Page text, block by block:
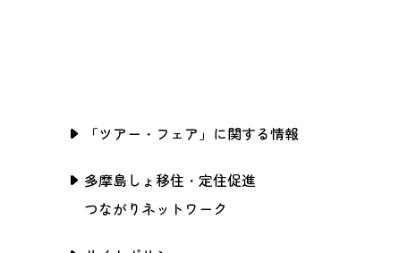
「ツアー・フェア」に関する情報
多摩島しょ移住・定住促進
つながりネットワーク